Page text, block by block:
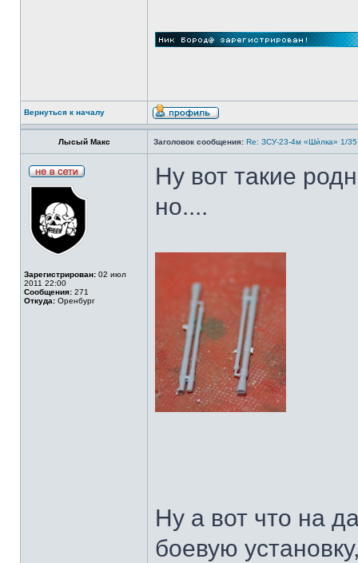
Вернуться к началу
Лысый Макс Заголовок сообщения: Re: ЗСУ-23-4м «Ши́лка» 1/35
Зарегистрирован: 02 июл
2011 22:00
Сообщения: 271
Откуда: Оренбург
Ну вот такие
но....
Ну а вот что на
боевую